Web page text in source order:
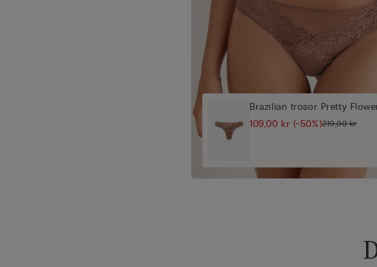
Brazilian trosor Pretty
109,00 kr (-50%)219,00 kr